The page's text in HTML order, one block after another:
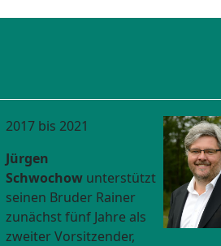
2017 bis 2021
Jürgen
Schwochow unterstützt
seinen Bruder Rainer
zunächst fünf Jahre als
zweiter Vorsitzender,